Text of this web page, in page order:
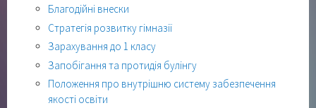
Благодійні внески
Стратегія розвитку гімназії
Зарахування до 1 класу
Запобігання та протидія булінгу
Положення про внутрішню систему забезпечення
якості освіти